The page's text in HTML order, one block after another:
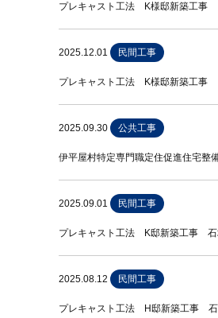
プレキャスト工法 K様邸新築工事
2025.12.01 民間工事
プレキャスト工法 K様邸新築工事
2025.09.30 公共工事
伊平屋村特定専門職定住促進住宅整
2025.09.01 民間工事
プレキャスト工法 K邸新築工事
2025.08.12 民間工事
プレキャスト工法 H邸新築工事